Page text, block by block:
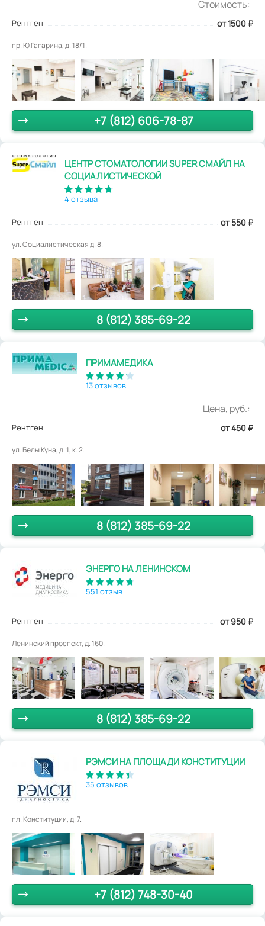
Стоимость:
Рентген от 1500 ₽
пр. Ю.Гагарина, д. 18/1.
+7 (812) 606-78-87
ЦЕНТР СТОМАТОЛОГИИ SUPER СМАЙЛ НА
СОЦИАЛИСТИЧЕСКОЙ
4 отзыва
Рентген от 550 ₽
ул. Социалистическая д. 8.
8 (812) 385-69-22
ПРИМАМЕДИКА
13 отзывов
Цена, руб.:
Рентген от 450 ₽
ул. Белы Куна, д. 1, к. 2.
8 (812) 385-69-22
ЭНЕРГО НА ЛЕНИНСКОМ
551 отзыв
Рентген от 950 ₽
Ленинский проспект, д. 160.
8 (812) 385-69-22
РЭМСИ НА ПЛОЩАДИ КОНСТИТУЦИИ
35 отзывов
пл. Конституции, д. 7.
+7 (812) 748-30-40